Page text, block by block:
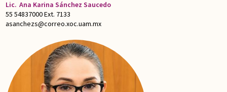
Lic. Ana Karina Sánchez Saucedo
55 54837000 Ext. 7133
asanchezs@correo.xoc.uam.mx